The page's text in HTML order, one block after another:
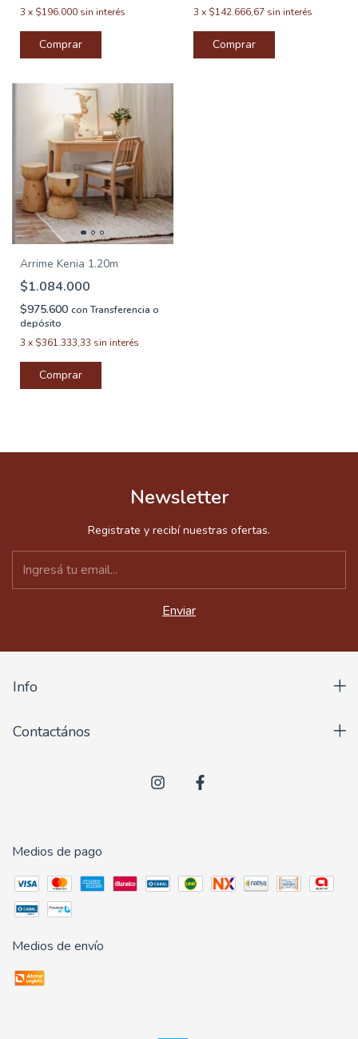
3 x $196.000 sin interés
3 x $142.666,67 sin interés
Arrime Kenia 1.20m
$1.084.000
$975.600 con Transferencia o
depósito
3 x $361.333,33 sin interés
Newsletter
Registrate y recibí nuestras ofertas.
Info
Contactános
Medios de pago
Medios de envío